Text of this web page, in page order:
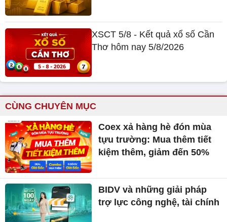
XSCT 5/8 - Kết quả xổ số Cần
Thơ hôm nay 5/8/2026
CÙNG CHUYÊN MỤC
Coex xả hàng hè đón mùa
tựu trường: Mua thêm tiết
kiệm thêm, giảm đến 50%
BIDV và những giải pháp
trợ lực công nghệ, tài chính